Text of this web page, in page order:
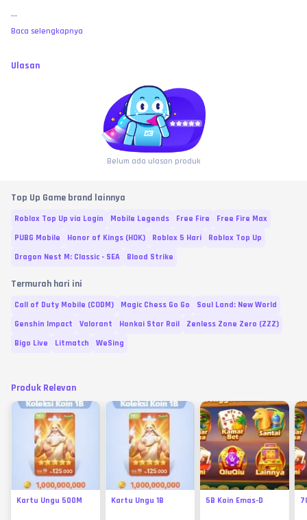
...
Baca selengkapnya
Ulasan
Belum ada ulasan produk
Top Up Game brand lainnya
Roblox Top Up via Login Mobile Legends Free Fire
Free Fire Max
PUBG Mobile
Honor of Kings (HOK) Roblox 5 Hari
Roblox Top Up
Dragon Nest M: Classic - SEA
Blood Strike
Termurah hari ini
Call of Duty Mobile (CODM) Magic Chess Go Go
Soul Land: New World
Genshin Impact
Valorant Honkai Star Rail
Zenless Zone Zero (ZZZ)
Bigo Live
Litmatch WeSing
Produk Relevan
Kartu Ungu 500M Kartu Ungu 1B 5B Koin Emas-D